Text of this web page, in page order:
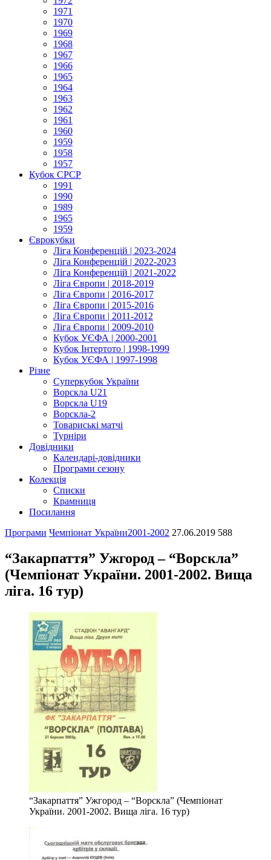
1971
1970
1969
1968
1967
1966
1965
1964
1963
1962
1961
1960
1959
1958
1957
Кубок СРСР
1991
1990
1989
1965
1959
Єврокубки
Ліга Конференцій | 2023-2024
Ліга Конференцій | 2022-2023
Ліга Конференцій | 2021-2022
Ліга Європи | 2018-2019
Ліга Європи | 2016-2017
Ліга Європи | 2015-2016
Ліга Європи | 2011-2012
Ліга Європи | 2009-2010
Кубок УЄФА | 2000-2001
Кубок Інтертото | 1998-1999
Кубок УЄФА | 1997-1998
Різне
Суперкубок України
Ворскла U21
Ворскла U19
Ворскла-2
Товариські матчі
Турніри
Довідники
Календарі-довідники
Програми сезону
Колекція
Списки
Крамниця
Посилання
Програми Чемпіонат України2001-2002 27.06.2019 588
“Закарпаття” Ужгород – “Ворскла”
(Чемпіонат України. 2001-2002. Вища
ліга. 16 тур)
“Закарпаття” Ужгород – “Ворскла” (Чемпіонат
України. 2001-2002. Вища ліга. 16 тур)